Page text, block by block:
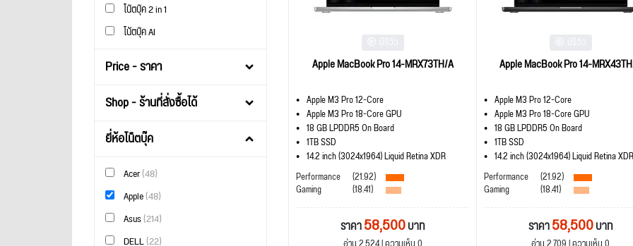
โน๊ตบุ๊ค 2 in 1
โน้ตบุ๊ค AI
Price - ราคา
Shop - ร้านที่สั่งซื้อได้
ยี่ห้อโน็ตบุ๊ค
Acer(48)
Apple(48)
Asus(214)
DELL(22)
Apple MacBook Pro 14-MRX73TH/A
Apple M3 Pro 12-Core
Apple M3 Pro 18-Core GPU
18 GB LPDDR5 On Board
1TB SSD
14.2 inch (3024x1964) Liquid Retina XDR
Performance
(21.92)
Gaming (18.41)
ราคา58,500บาท
Apple MacBook Pro 14-
Apple M3 Pro 12-Core
Apple M3 Pro 18-Core GPU
18 GB LPDDR5 On Board
1TB SSD
14.2 inch (3024x1964) Liquid Retina
Performance
(21.92)
Gaming (18.41)
ราคา58,500บาท